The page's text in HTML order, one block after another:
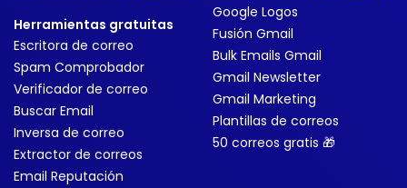
Herramientas gratuitas
Escritora de correo
Spam Comprobador
Verificador de correo
Buscar Email
Inversa de correo
Extractor de correos
Email Reputación
Google Logos
Fusión Gmail
Bulk Emails Gmail
Gmail Newsletter
Gmail Marketing
Plantillas de correos
50 correos gratis 🎁